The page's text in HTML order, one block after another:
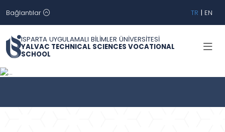
Bağlantılar TR | EN
ISPARTA UYGULAMALI BİLİMLER ÜNİVERSİTESİ
YALVAC TECHNICAL SCIENCES VOCATIONAL
SCHOOL
Geri İleri